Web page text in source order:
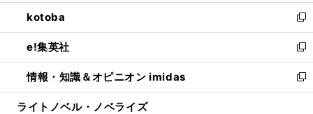
く
ウ
で
開
く
ン
ド
ウ
で
開
く
ウ
ィ
ン
ド
ウ
で
開
し
い
ウ
ィ
ン
ド
ウ
kotoba
新
し
い
ウ
ィ
ン
e!集英社
新
し
い
ウ
情報・知識＆オピニオン imidas
新
し
ライトノベル・ノベライズ